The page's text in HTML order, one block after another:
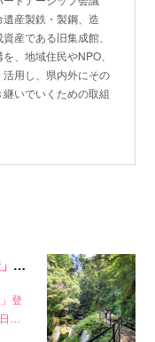
産製鉄・製鋼、造
産である旧集成館、
、地域住民やNPO、
用し、県内外にその
いでいくための取組
世界文化遺産「明治日本の産業革命遺産」登録10周年記念イベント
登
…